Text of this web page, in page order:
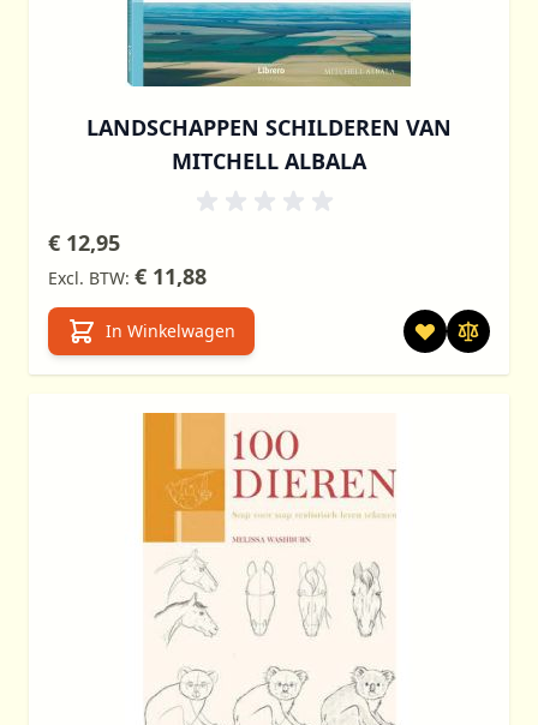
LANDSCHAPPEN SCHILDEREN VAN
MITCHELL ALBALA
€ 12,95
€ 11,88
In Winkelwagen